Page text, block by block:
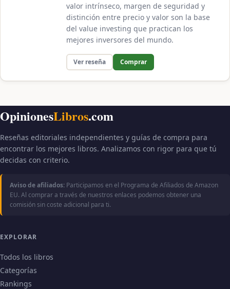
valor intrínseco, margen de seguridad y
distinción entre precio y valor son la base
del value investing que practican los
mejores inversores del mundo.
Ver reseña Comprar
OpinionesLibros.com
Reseñas editoriales independientes y guías de compra para
encontrar los mejores libros. Analizamos con rigor para que tú
decidas con criterio.
Aviso de afiliados: Participamos en el Programa de Afiliados de Amazon
EU. Al comprar a través de nuestros enlaces podemos obtener una
comisión sin coste adicional para ti.
EXPLORAR
Todos los libros
Categorías
Rankings